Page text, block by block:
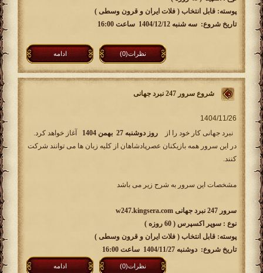
پوسته: قابل انتخاب ( فلات ایران و قرون وسطی )
تاریخ شروع: سه شنبه 1404/12/12 ساعت 16:00
ادامه نظرات(0)
شروع سرور 247 نبرد جهانی
نبرد جهانی کار خود را از
روز دوشنبه 27 بهمن 1404
آغاز خواهد کرد.
در این سرور همه بازیکنان عصرپادشاهان از کلیه زبان ها می توانند شرکت
کنند.
مشخصات این سرور به شرح زیر می باشد
سرور 247 نبرد جهانی w247.kingsera.com
نوع : سوپر اکسپرس ( 60 روزه )
پوسته: قابل انتخاب ( فلات ایران و قرون وسطی )
تاریخ شروع: دوشنبه 1404/11/27 ساعت 16:00
ادامه نظرات(0)